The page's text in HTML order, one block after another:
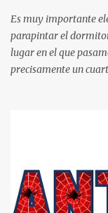
Es muy importante
parapintar el
lugar en el que
precisamente un
cómodo y también
sugerencias que
para tu dormitorio.
recibir esa luz y
blanco es ideal para
todo y además es